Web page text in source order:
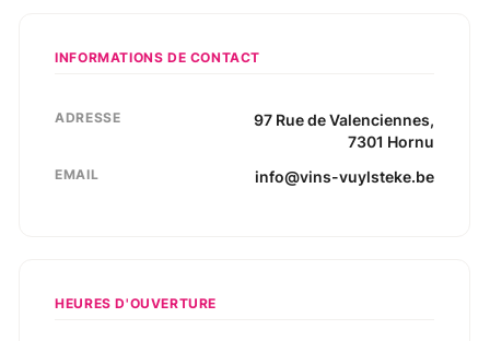
INFORMATIONS DE CONTACT
ADRESSE 97 Rue de Valenciennes,
7301 Hornu
EMAIL info@vins-vuylsteke.be
HEURES D'OUVERTURE